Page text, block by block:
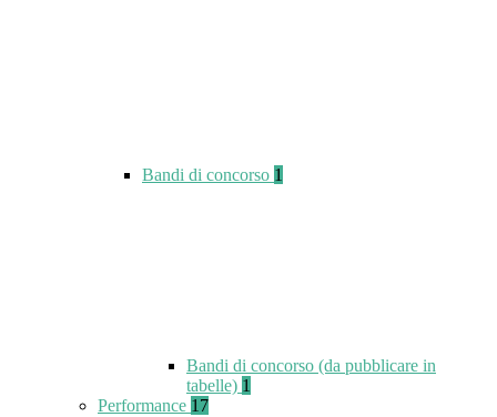
Bandi di concorso 1
Bandi di concorso (da pubblicare in
tabelle) 1
Performance 17